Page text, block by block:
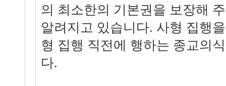
의 최소한의 기본권을 보장해
알려지고 있습니다. 사형 집행
형 집행 직전에 행하는 종교의
다.